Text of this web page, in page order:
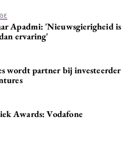
Apadmi: 'Nieuwsgierigheid is
ervaring'
wordt partner bij investeerder
Awards: Vodafone